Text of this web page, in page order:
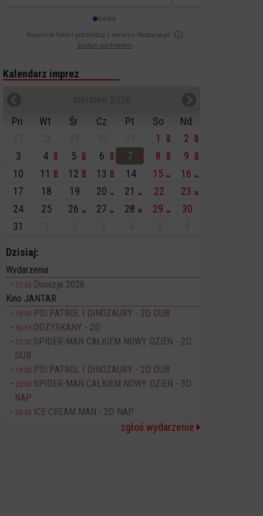
Powyższe treści pochodzą z serwisu Wakacje.pl
Zostań partnerem
Kalendarz imprez
Pn
Wt Śr Cz Pt So
Nd
1
2
3
4 5 6 7 8
9
10
11 12 13 14 15
16
17
18 19 20 21 22
23
24
25 26 27 28 29
30
31
Dzisiaj:
Wydarzenia
17:30 Dionizje 2026
Kino JANTAR
16:00 PSI PATROL I DINOZAURY - 2D DUB
16:15 ODZYSKANY - 2D
17:50 SPIDER-MAN CAŁKIEM NOWY DZIEŃ - 2D
DUB
18:00 PSI PATROL I DINOZAURY - 2D DUB
20:00 SPIDER-MAN CAŁKIEM NOWY DZIEŃ - 3D
NAP
20:30 ICE CREAM MAN - 2D NAP
zgłoś wydarzenie